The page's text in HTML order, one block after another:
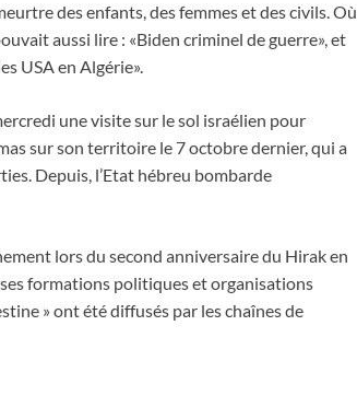
des enfants, des femmes et des civils. Où
aussi lire : «Biden criminel de guerre», et
USA en Algérie».
une visite sur le sol israélien pour
sur son territoire le 7 octobre dernier, qui a
Depuis, l’Etat hébreu bombarde
lors du second anniversaire du Hirak en
formations politiques et organisations
» ont été diffusés par les chaînes de